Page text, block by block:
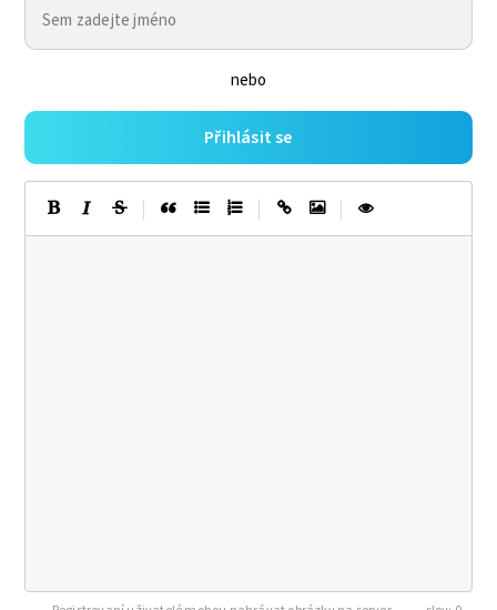
nebo
Přihlásit se